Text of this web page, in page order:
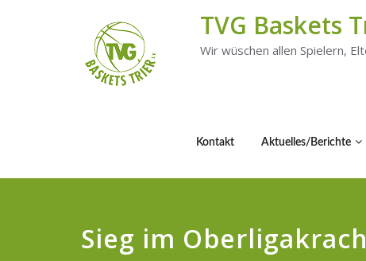
TVG Baskets
Wir wüschen allen Spielern,
Kontakt Aktuelles/Berichte
Sieg im